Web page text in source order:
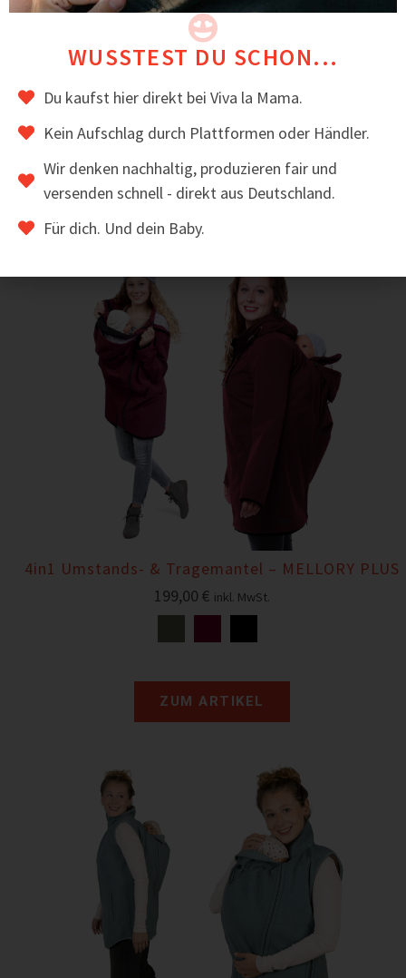
Hohe Kundenzufriedenheit – viele Mamas lieben
RERIK PLUS für seine Flexibilität und die praktische
Rückentragefunktion.
Das könnte dir auch gefallen
4in1 Umstands- & Tragemantel – MELLORY PLUS
199,00 € inkl. MwSt.
ZUM ARTIKEL
WUSSTEST DU SCHON...
Du kaufst hier direkt bei Viva la Mama.
Kein Aufschlag durch Plattformen oder Händler.
Wir denken nachhaltig, produzieren fair und
versenden schnell - direkt aus Deutschland.
Für dich. Und dein Baby.